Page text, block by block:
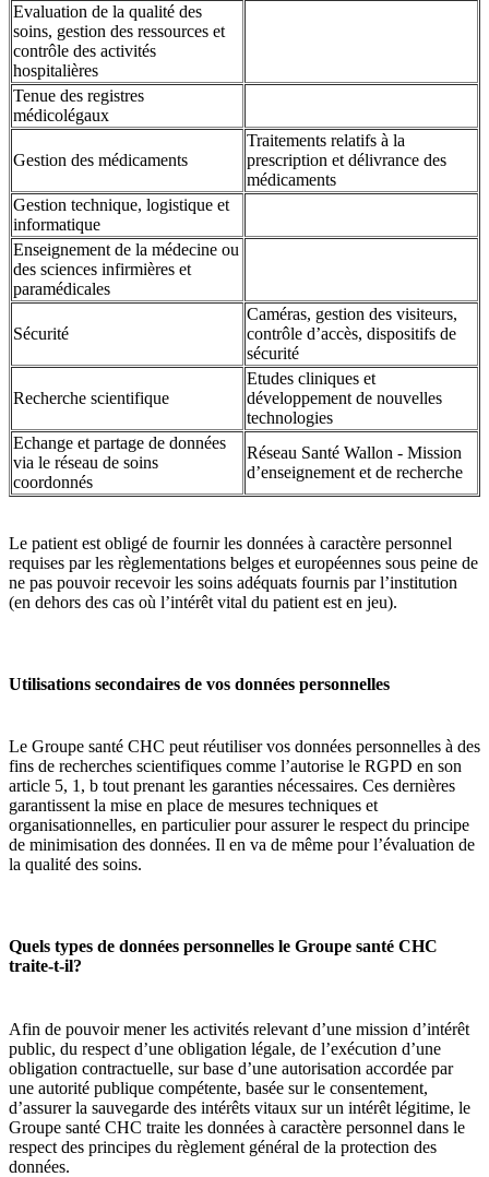
Evaluation de la qualité des
soins, gestion des ressources et
contrôle des activités
hospitalières
Tenue des registres
médicolégaux
Gestion des médicaments
Traitements relatifs à la
prescription et délivrance des
médicaments
Gestion technique, logistique et
informatique
Enseignement de la médecine ou
des sciences infirmières et
paramédicales
Sécurité
Caméras, gestion des visiteurs,
contrôle d’accès, dispositifs de
sécurité
Recherche scientifique
Etudes cliniques et
développement de nouvelles
technologies
Echange et partage de données
via le réseau de soins
coordonnés
Réseau Santé Wallon - Mission
d’enseignement et de recherche
Le patient est obligé de fournir les données à caractère personnel
requises par les règlementations belges et européennes sous peine de
ne pas pouvoir recevoir les soins adéquats fournis par l’institution
(en dehors des cas où l’intérêt vital du patient est en jeu).
Utilisations secondaires de vos données personnelles
Le Groupe santé CHC peut réutiliser vos données personnelles à des
fins de recherches scientifiques comme l’autorise le RGPD en son
article 5, 1, b tout prenant les garanties nécessaires. Ces dernières
garantissent la mise en place de mesures techniques et
organisationnelles, en particulier pour assurer le respect du principe
de minimisation des données. Il en va de même pour l’évaluation de
la qualité des soins.
Quels types de données personnelles le Groupe santé CHC
traite-t-il?
Afin de pouvoir mener les activités relevant d’une mission d’intérêt
public, du respect d’une obligation légale, de l’exécution d’une
obligation contractuelle, sur base d’une autorisation accordée par
une autorité publique compétente, basée sur le consentement,
d’assurer la sauvegarde des intérêts vitaux sur un intérêt légitime, le
Groupe santé CHC traite les données à caractère personnel dans le
respect des principes du règlement général de la protection des
données.